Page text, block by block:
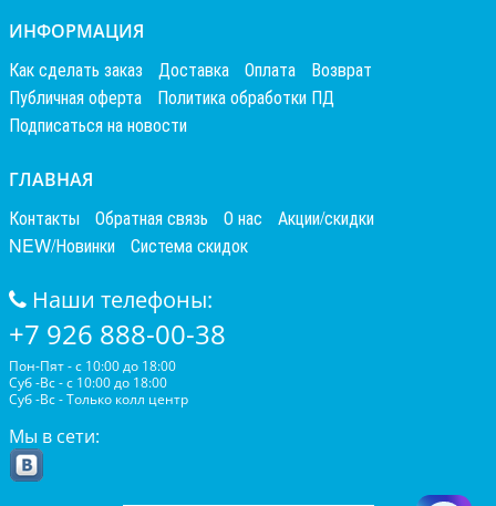
ИНФОРМАЦИЯ
Как сделать заказ Доставка Оплата
Возврат
Публичная оферта
Политика обработки ПД
Подписаться на новости
ГЛАВНАЯ
Контакты Обратная связь О нас
Акции/скидки
NEW/Новинки
Система скидок
Наши телефоны:
+7 926 888-00-38
Пон-Пят - с 10:00 до 18:00
Суб -Вс - с 10:00 до 18:00
Суб -Вс - Только колл центр
Мы в сети: